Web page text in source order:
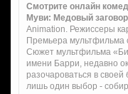
Смотрите онлайн
Муви: Медовый
Animation. Режиссеры
Премьера мультфильма
Сюжет мультфильма
имени Барри, недавно
разочароваться в
лишь один выбор -